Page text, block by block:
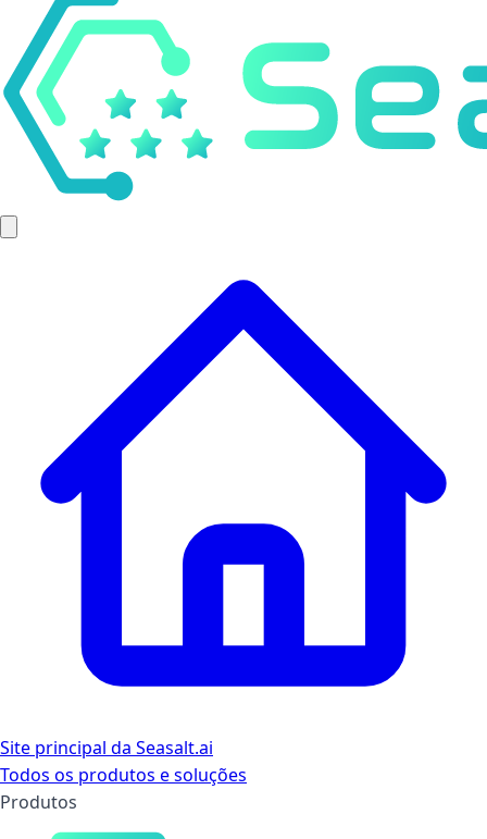
Site principal da Seasalt.ai
Todos os produtos e soluções
Produtos